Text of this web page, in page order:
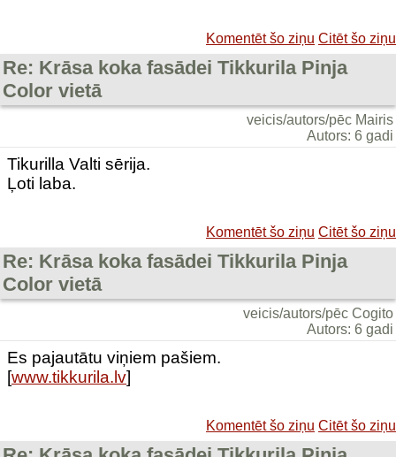
Komentēt šo ziņu Citēt šo ziņu
Re: Krāsa koka fasādei Tikkurila Pinja
Color vietā
veicis/autors/pēc Mairis
Autors: 6 gadi
Tikurilla Valti sērija.
Ļoti laba.
Komentēt šo ziņu Citēt šo ziņu
Re: Krāsa koka fasādei Tikkurila Pinja
Color vietā
veicis/autors/pēc Cogito
Autors: 6 gadi
Es pajautātu viņiem pašiem.
[www.tikkurila.lv]
Komentēt šo ziņu Citēt šo ziņu